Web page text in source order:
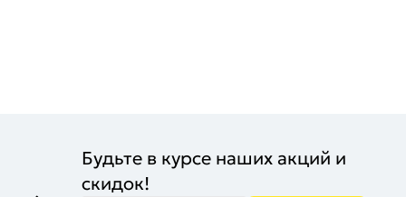
Будьте в курсе наших акций и
скидок!